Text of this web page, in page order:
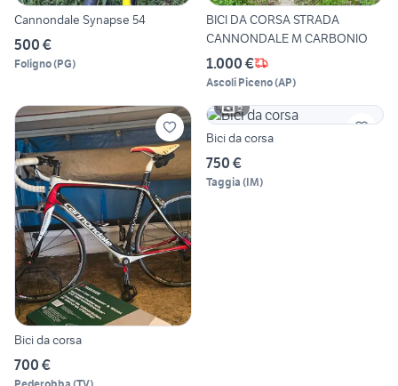
Cannondale Synapse 54
500 €
Foligno(PG)
BICI DA CORSA STRADA
CANNONDALE M CARBONIO
1.000 €
Ascoli Piceno(AP)
Bici da corsa
700 €
5
Bici da corsa
750 €
Taggia (IM)